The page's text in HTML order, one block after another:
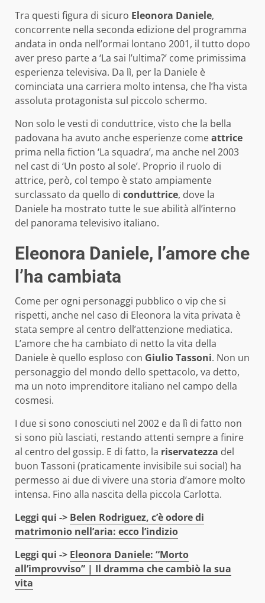
Tra questi figura di sicuro Eleonora Daniele,
concorrente nella seconda edizione del programma
andata in onda nell’ormai lontano 2001, il tutto dopo
aver preso parte a ‘La sai l’ultima?’ come primissima
esperienza televisiva. Da lì, per la Daniele è
cominciata una carriera molto intensa, che l’ha vista
assoluta protagonista sul piccolo schermo.
Non solo le vesti di conduttrice, visto che la bella
padovana ha avuto anche esperienze comeattrice
prima nella fiction ‘La squadra’, ma anche nel 2003
nel cast di ‘Un posto al sole’. Proprio il ruolo di
attrice, però, col tempo è stato ampiamente
surclassato da quello di conduttrice, dove la
Daniele ha mostrato tutte le sue abilità all’interno
del panorama televisivo italiano.
Eleonora Daniele, l’amore che
l’ha cambiata
Come per ogni personaggi pubblico o vip che si
rispetti, anche nel caso di Eleonora la vita privata è
stata sempre al centro dell’attenzione mediatica.
L’amore che ha cambiato di netto la vita della
Daniele è quello esploso con Giulio Tassoni. Non un
personaggio del mondo dello spettacolo, va detto,
ma un noto imprenditore italiano nel campo della
cosmesi.
I due si sono conosciuti nel 2002 e da lì di fatto non
si sono più lasciati, restando attenti sempre a finire
al centro del gossip. E di fatto, la riservatezza del
buon Tassoni (praticamente invisibile sui social) ha
permesso ai due di vivere una storia d’amore molto
intensa. Fino alla nascita della piccola Carlotta.
Leggi qui -> Belen Rodriguez, c’è odore di
matrimonio nell’aria: ecco l’indizio
Leggi qui -> Eleonora Daniele: “Morto
all’improvviso” | Il dramma che cambiò la sua
vita